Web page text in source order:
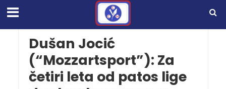
Dušan Jocić
(“Mozzartsport”): Za
četiri leta od patos lige